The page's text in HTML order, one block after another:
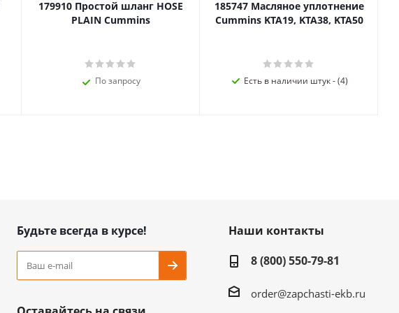
179910 Простой шланг HOSE
PLAIN Cummins
По запросу
185747 Масляное уплотнение
Cummins KTA19, KTA38, KTA50
Есть в наличии штук - (4)
Будьте всегда в курсе!
Наши контакты
8 (800) 550-79-81
order@zapchasti-ekb.ru